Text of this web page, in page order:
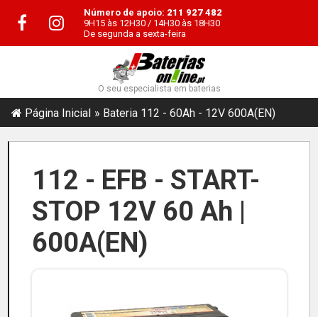
Número de apoio: 211 927 482
9H15 às 12H30 / 14H30 às 18H30
De segunda a sexta-feira
O seu especialista em baterias
Página Inicial Bateria 112 - 60Ah - 12V 600A(EN)
112 - EFB - START-
STOP 12V 60 Ah |
600A(EN)